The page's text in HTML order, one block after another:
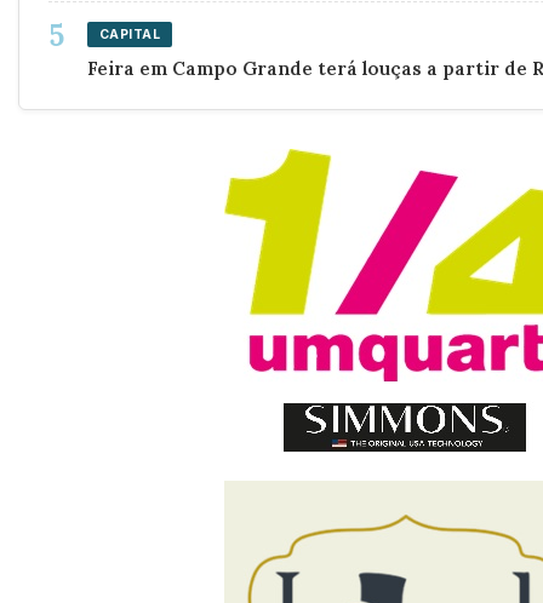
CAPITAL
Feira em Campo Grande terá louças a partir de